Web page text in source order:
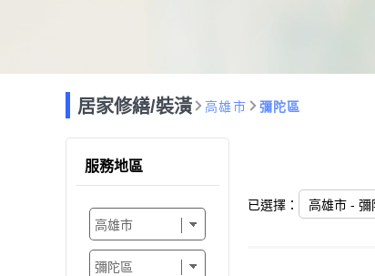
居家修繕/裝潢 高雄市 彌陀區
已選擇： 高雄市
服務地區